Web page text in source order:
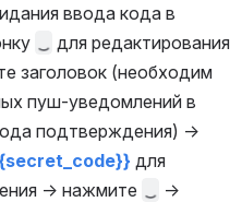
ввода кода в
для редактирования
заголовок (необходим
пуш-уведомлений в
подтверждения) →
для
→ нажмите
→